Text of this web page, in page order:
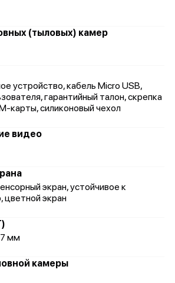
(тыловых) камер
устройство, кабель Micro USB,
гарантийный талон, скрепка
карты, силиконовый чехол
видео
экран, устойчивое к
цветной экран
мм
камеры